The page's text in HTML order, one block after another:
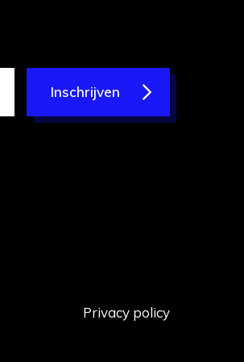
Inschrijven
Privacy policy